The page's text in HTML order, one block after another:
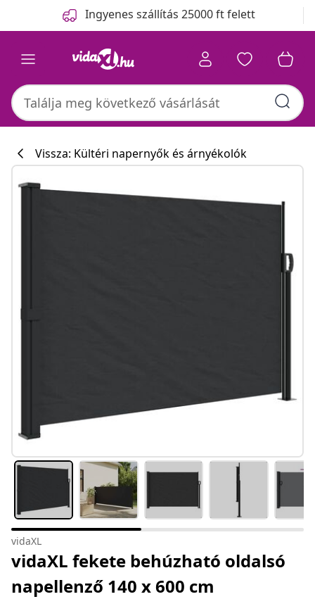
Ingyenes szállítás 25000 ft felett
Vissza: Kültéri napernyők és árnyékolók
vidaXL
vidaXL fekete behúzható oldalsó
napellenző 140 x 600 cm